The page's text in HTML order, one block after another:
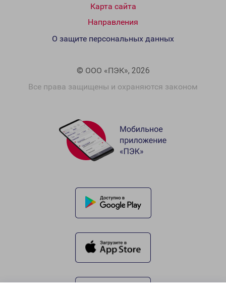
Карта сайта
Направления
© ООО «ПЭК», 2026
Все права защищены и охраняются законом
О защите персональных данных